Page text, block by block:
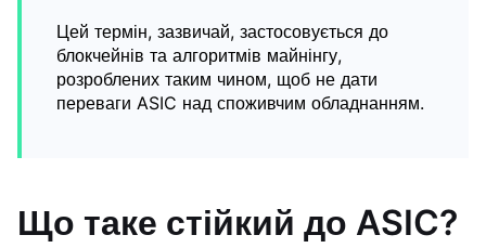
Цей термін, зазвичай, застосовується до
блокчейнів та алгоритмів майнінгу,
розроблених таким чином, щоб не дати
переваги ASIC над споживчим обладнанням.
Що таке стійкий до ASIC?